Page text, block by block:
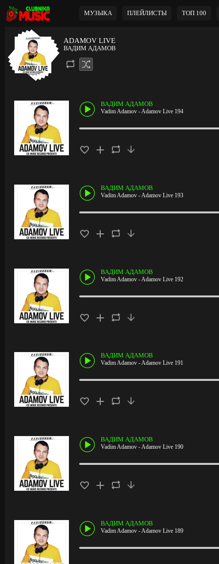
МУЗЫКА ПЛЕЙЛИСТЫ ТОП 100
ADAMOV LIVE
ВАДИМ АДАМОВ
ВАДИМ АДАМОВ
Vadim Adamov - Adamov Live 194
ВАДИМ АДАМОВ
Vadim Adamov - Adamov Live 193
ВАДИМ АДАМОВ
Vadim Adamov - Adamov Live 192
ВАДИМ АДАМОВ
Vadim Adamov - Adamov Live 191
ВАДИМ АДАМОВ
Vadim Adamov - Adamov Live 190
ВАДИМ АДАМОВ
Vadim Adamov - Adamov Live 189